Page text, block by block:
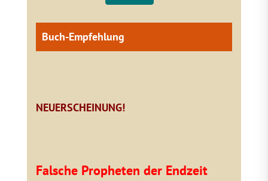
Buch-Empfehlung
NEUERSCHEINUNG!
Falsche Propheten der Endzeit